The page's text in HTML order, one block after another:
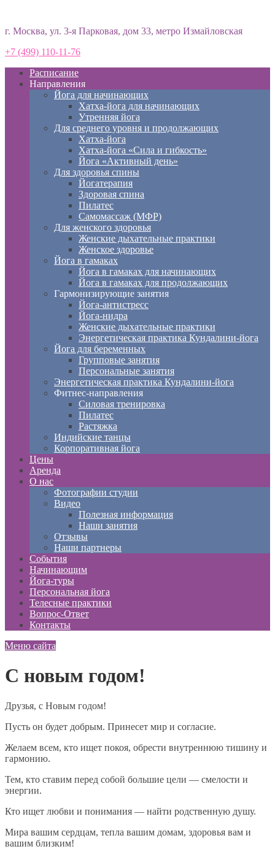
г. Москва, ул. 3-я Парковая, дом 33, метро Измайловская
+7 (499) 110-11-76
Расписание
Направления
Йога для начинающих
Хатха-йога для начинающих
Утренняя йога
Для среднего уровня и продолжающих
Хатха-йога
Хатха-йога «Сила и гибкость»
Йога «Активный день»
Для здоровья спины
Йогатерапия
Здоровая спина
Пилатес
Самомассаж (МФР)
Для женского здоровья
Женские дыхательные практики
Женское здоровье
Йога в гамаках
Йога в гамаках для начинающих
Йога в гамаках для продолжающих
Гармонизирующие занятия
Йога-антистресс
Йога-нидра
Женские дыхательные практики
Энергетическая практика Кундалини-йога
Йога для беременных
Групповые занятия
Персональные занятия
Энергетическая практика Кундалини-йога
Фитнес-направления
Силовая тренировка
Пилатес
Растяжка
Индийские танцы
Корпоративная йога
Цены
Аренда
О нас
Фотографии студии
Видео
Полезная информация
Наши занятия
Отзывы
Наши партнеры
События
Начинающим
Йога-туры
Персональная йога
Телесные практики
Вопрос-Ответ
Контакты
Меню сайта
С новым годом!
Друзья, с Новым годом!
Пусть он будет добрым. Принесет мир и согласие.
Желаем всем, кто ищет покоя, обрести внутреннюю тишину и
гармонию.
Тем, кто ставим перед собой большие цели — смелости и
энергии.
Кто ищет любви и понимания — найти родственную душу.
Мира вашим сердцам, тепла вашим домам, здоровья вам и
вашим близким!